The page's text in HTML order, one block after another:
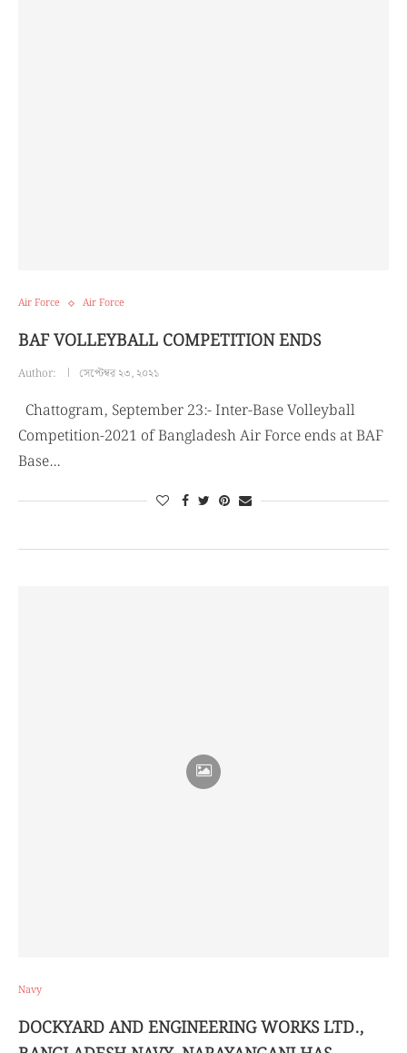
Air Force Air Force
BAF VOLLEYBALL COMPETITION ENDS
Author: সেপ্টেম্বর ২৩, ২০২১
Chattogram, September 23:- Inter-Base Volleyball
Competition-2021 of Bangladesh Air Force ends at BAF
Base…
Navy
DOCKYARD AND ENGINEERING WORKS LTD.,